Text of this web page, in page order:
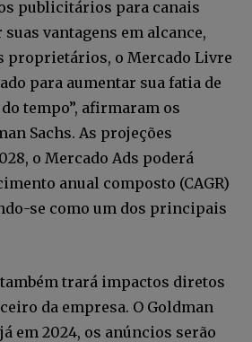
publicitários para canais
vantagens em alcance,
proprietários, o Mercado Livre
para aumentar sua fatia de
tempo”, afirmaram os
Sachs. As projeções
o Mercado Ads poderá
anual composto (CAGR)
se como um dos principais
trará impactos diretos
da empresa. O Goldman
em 2024, os anúncios serão